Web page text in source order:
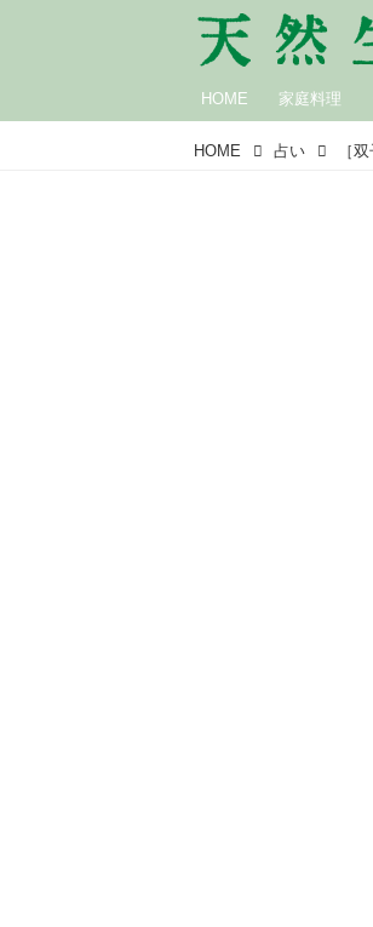
HOME 家庭料理
HOME 占い